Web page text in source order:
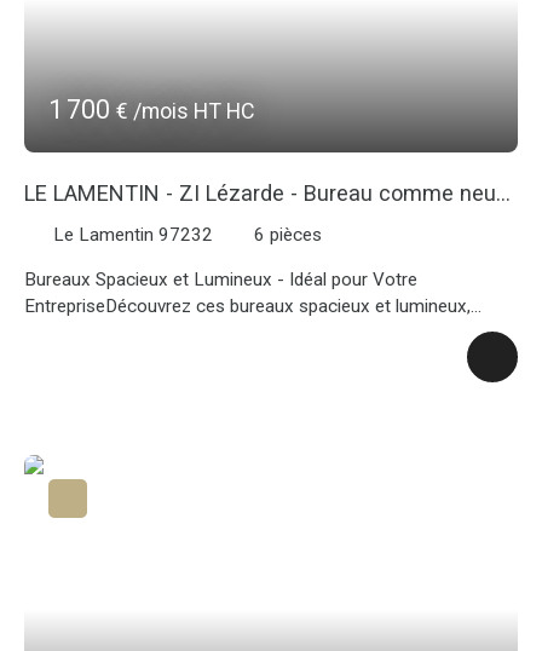
1 700 € /mois HT HC
LE LAMENTIN - ZI Lézarde - Bureau comme neuf
de 85 m²
Le Lamentin 97232 6 pièces
Bureaux Spacieux et Lumineux - Idéal pour Votre
EntrepriseDécouvrez ces bureaux spacieux et lumineux,
entretenu. Avec une répartition intelligente de 6 bureaux, cet
espace professionnel est prêt à accueillir votre équipe dans
espaces de lumière naturelle tout au long de la journée. Les
d'un ascenseur pour un accès facile à tous les étages. Cet